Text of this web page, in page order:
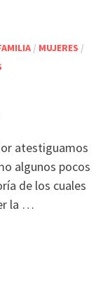
/ MUJERES /
atestiguamos
algunos pocos
de los cuales
la …